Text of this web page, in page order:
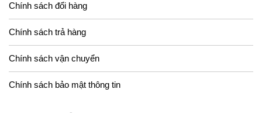
Chính sách đổi hàng
Chính sách trả hàng
Chính sách vận chuyển
Chính sách bảo mật thông tin